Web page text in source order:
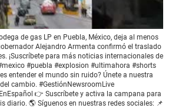
de gas LP en Puebla, México, deja al menos
Alejandro Armenta confirmó el traslado
¡Suscríbete para más noticias internacionales de
#puebla #explosion #ultimahora #shorts
entender el mundo sin ruido? Únete a nuestra
cambio. #GestiónNewsroomLive
👉 Suscríbete y activa la campana para
diario. 🌎 Síguenos en nuestras redes sociales: 📌